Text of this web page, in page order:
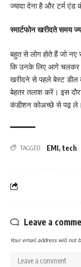
ज्यादा देना है और टर्म
स्मार्टफोन खरीदते समय
बहुत से लोग होते हैं जो नए
कि उनके लिए आगे चलकर
खरीदने से पहले बेस्ट डील
बेहतर तलाश करें। इस
कंडीशन कोअच्छे से पढ़ ले।
TAGGED: EMI, tech
Leave a
Your email address will not